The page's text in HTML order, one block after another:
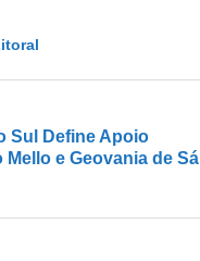
Sul Define Apoio
e Geovania de Sá